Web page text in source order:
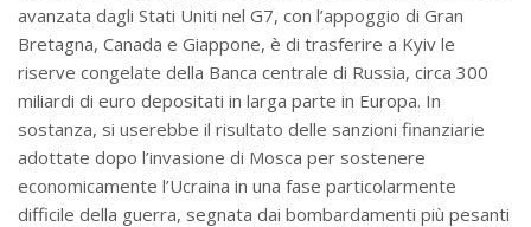
avanzata dagli Stati Uniti nel G7, con l’appoggio di Gran
Bretagna, Canada e Giappone, è di trasferire a Kyiv le
riserve congelate della Banca centrale di Russia, circa 300
miliardi di euro depositati in larga parte in Europa. In
sostanza, si userebbe il risultato delle sanzioni finanziarie
adottate dopo l’invasione di Mosca per sostenere
economicamente l’Ucraina in una fase particolarmente
difficile della guerra, segnata dai bombardamenti più pesanti